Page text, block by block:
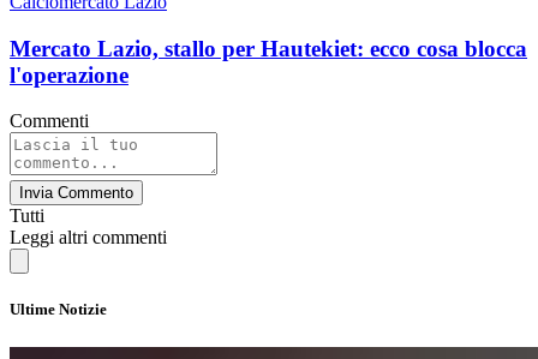
Mercato Lazio, stallo per Hautekiet: ecco cosa blocca
l'operazione
Commenti
Invia Commento
Tutti
Leggi altri commenti
Ultime Notizie